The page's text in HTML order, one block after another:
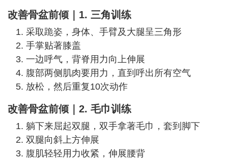
改善骨盆前倾｜1. 三角训练
采取跪姿，身体、手臂及大腿呈三角形
手掌贴著膝盖
一边呼气，背脊用力向上伸展
腹部两侧肌肉要用力，直到呼出所有空气
放松，然后重复10次动作
改善骨盆前倾｜2. 毛巾训练
躺下来屈起双腿，双手拿著毛巾，套到脚下
双腿向斜上方伸展
腹肌轻轻用力收紧，伸展腰背